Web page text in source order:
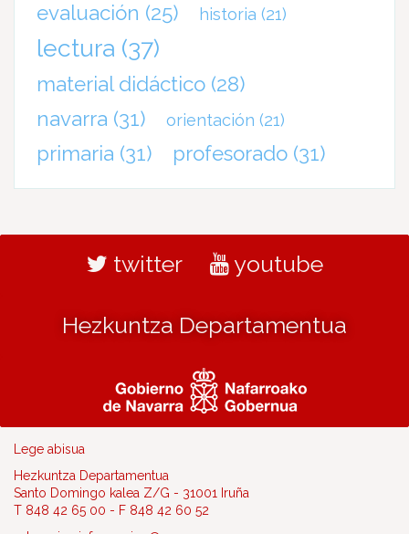
evaluación (25) historia (21)
lectura (37)
material didáctico (28)
navarra (31) orientación (21)
primaria (31) profesorado (31)
twitter youtube
Hezkuntza Departamentua
Lege abisua
Hezkuntza Departamentua
Santo Domingo kalea Z/G - 31001 Iruña
T 848 42 65 00 - F 848 42 60 52